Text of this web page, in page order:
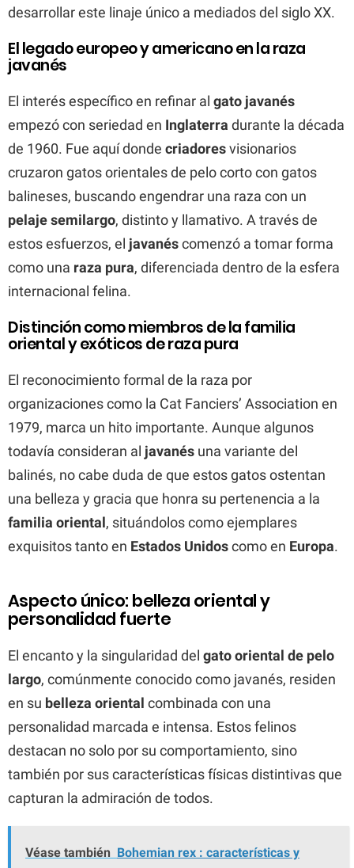
desarrollar este linaje único a mediados del siglo XX.
El legado europeo y americano en la raza
javanés
El interés específico en refinar al gato javanés
empezó con seriedad en Inglaterra durante la década
de 1960. Fue aquí donde criadoresvisionarios
cruzaron gatos orientales de pelo corto con gatos
balineses, buscando engendrar una raza con un
pelaje semilargo, distinto y llamativo. A través de
estos esfuerzos, el javanéscomenzó a tomar forma
como una raza pura, diferenciada dentro de la esfera
internacional felina.
Distinción como miembros de la familia
oriental y exóticos de raza pura
El reconocimiento formal de la raza por
organizaciones como la Cat Fanciers’ Association en
1979, marca un hito importante. Aunque algunos
todavía consideran al javanés una variante del
balinés, no cabe duda de que estos gatos ostentan
una belleza y gracia que honra su pertenencia a la
familia oriental, situándolos como ejemplares
exquisitos tanto en Estados Unidoscomo en Europa.
Aspecto único: belleza oriental y
personalidad fuerte
El encanto y la singularidad del gato oriental de pelo
largo, comúnmente conocido como javanés, residen
en su belleza oriental combinada con una
personalidad marcada e intensa. Estos felinos
destacan no solo por su comportamiento, sino
también por sus características físicas distintivas que
capturan la admiración de todos.
Véase también Bohemian rex : características y